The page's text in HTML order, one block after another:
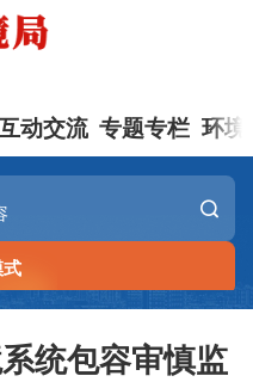
动交流 专题专栏 环境
式
统包容审慎监